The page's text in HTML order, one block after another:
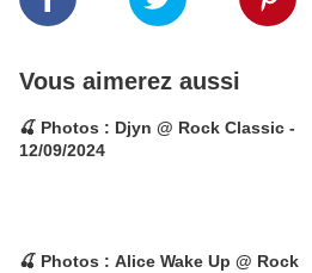
Vous aimerez aussi
🍒 Photos : Djyn @ Rock Classic -
12/09/2024
🍒 Photos : Alice Wake Up @ Rock